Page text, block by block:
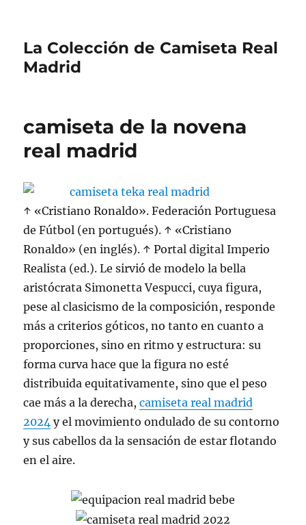
La Colección de Camiseta Real
Madrid
camiseta de la novena
real madrid
↑ «Cristiano Ronaldo». Federación Portuguesa
de Fútbol (en portugués). ↑ «Cristiano
Ronaldo» (en inglés). ↑ Portal digital Imperio
Realista (ed.). Le sirvió de modelo la bella
aristócrata Simonetta Vespucci, cuya figura,
pese al clasicismo de la composición, responde
más a criterios góticos, no tanto en cuanto a
proporciones, sino en ritmo y estructura: su
forma curva hace que la figura no esté
distribuida equitativamente, sino que el peso
cae más a la derecha,camiseta real madrid
2024 y el movimiento ondulado de su contorno
y sus cabellos da la sensación de estar flotando
en el aire.